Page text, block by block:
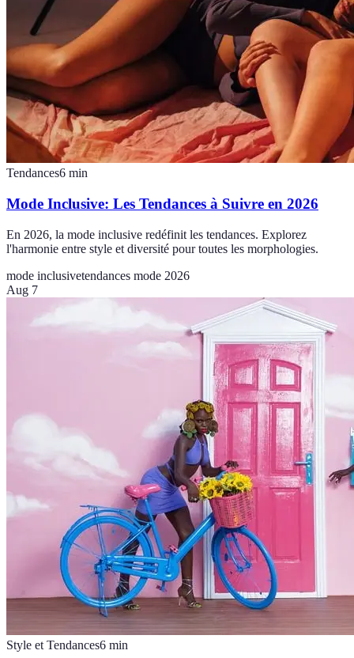
Tendances6 min
Mode Inclusive: Les Tendances à Suivre en 2026
En 2026, la mode inclusive redéfinit les tendances. Explorez
l'harmonie entre style et diversité pour toutes les morphologies.
mode inclusivetendances mode 2026
Aug 7
Style et Tendances6 min